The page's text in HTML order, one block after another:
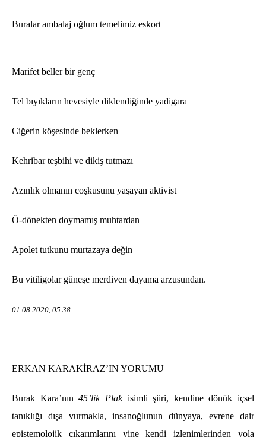
Buralar ambalaj oğlum temelimiz eskort
Marifet beller bir genç
Tel bıyıkların hevesiyle diklendiğinde yadigara
Ciğerin köşesinde beklerken
Kehribar teşbihi ve dikiş tutmazı
Azınlık olmanın coşkusunu yaşayan aktivist
Ö-dönekten doymamış muhtardan
Apolet tutkunu murtazaya değin
Bu vitiligolar güneşe merdiven dayama arzusundan.
01.08.2020, 05.38
ERKAN KARAKİRAZ’IN YORUMU
Burak Kara’nın45’lik Plakisimli şiiri, kendine dönük içsel
tanıklığı dışa vurmakla, insanoğlunun dünyaya, evrene dair
epistemolojik çıkarımlarını yine kendi izlenimlerinden yola